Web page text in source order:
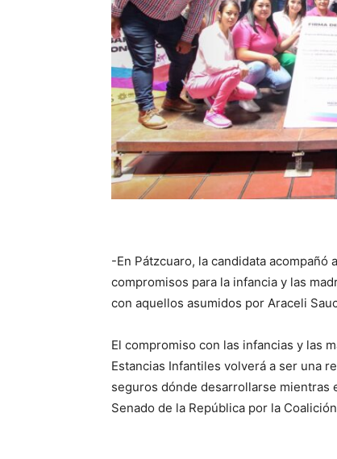
-En Pátzcuaro, la candidata acompañó
compromisos para la infancia y las
con aquellos asumidos por Araceli
El compromiso con las infancias y las
Estancias Infantiles volverá a ser una
seguros dónde desarrollarse mientras
Senado de la República por la